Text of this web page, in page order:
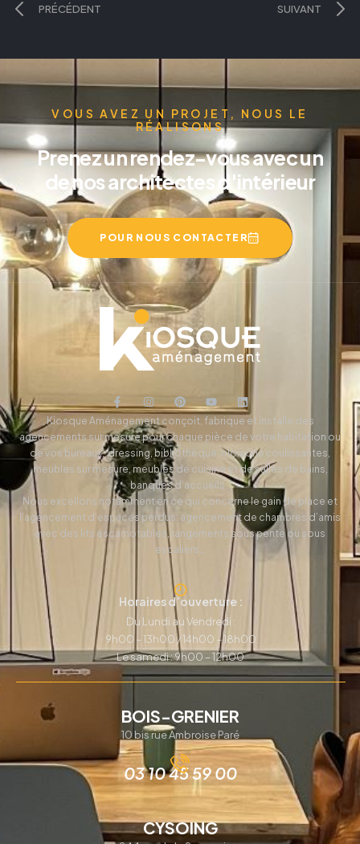
PRÉCÉDENT SUIVANT
VOUS AVEZ UN PROJET, NOUS LE
RÉALISONS
Prenez un rendez-vous avec un
de nos architectes d'intérieur
POUR NOUS CONTACTER
Kiosque Aménagement conçoit, fabrique et installe des
agencements sur mesure pour chaque pièce de votre habitation ou
de vos bureaux, dressing, bibliothèque, cloisons coulissantes,
meubles sur mesure, meubles de cuisine et de salles de bains,
banques d’accueils…
Nous excellons notamment en ce qui concerne le gain de place et
l’agencement d’espaces perdus: agencement de chambres d’amis
avec des lits escamotables, rangements sous pente ou sous
escaliers…
Horaires d’ouverture :
Du Lundi au Vendredi :
9h00 – 13h00 / 14h00 – 18h00
Le samedi : 9h00 – 12h00
BOIS-GRENIER
10 bis rue Ambroise Paré
03 10 45 59 00
CYSOING